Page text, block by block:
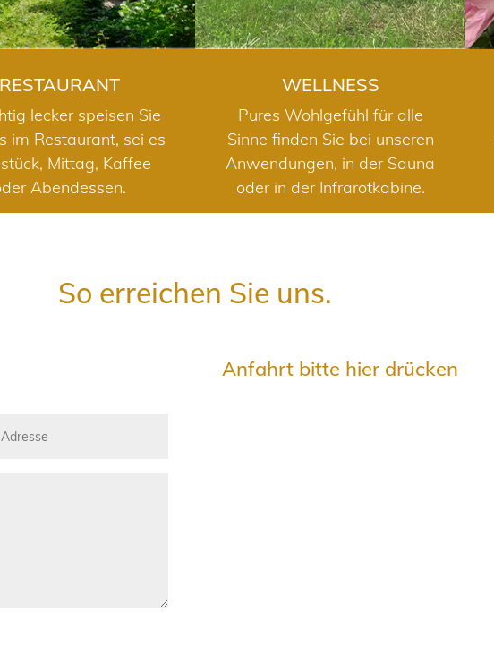
RESTAURANT
lecker speisen Sie
im Restaurant, sei es
Mittag, Kaffee
Abendessen.
WELLNESS
Pures Wohlgefühl für alle
Sinne finden Sie bei unseren
Anwendungen, in der Sauna
oder in der Infrarotkabine.
So erreichen Sie uns.
Anfahrt bitte hier drücken